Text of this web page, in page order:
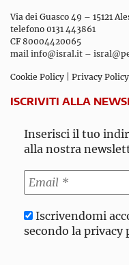
Via dei Guasco 49 – 15121
telefono 0131 443861
CF 80004420065
mail info@isral.it –
Cookie Policy Privacy Policy
ISCRIVITI ALLA
Inserisci il tuo
alla nostra
Iscrivendomi
secondo la privacy